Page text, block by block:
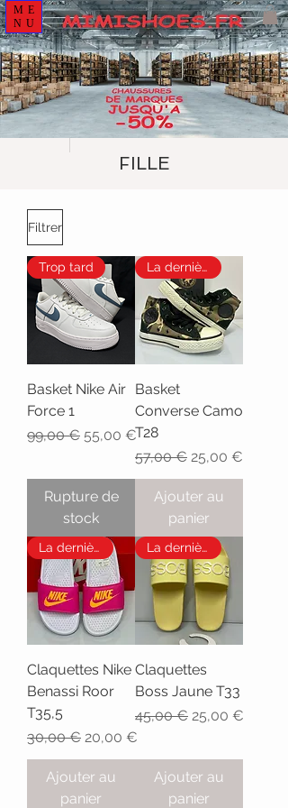
ME
NU
FILLE
Filtrer
Trop tard
Basket Nike Air
Force 1
Prix original
99,00 € Prix promotionnel
55,00 €
Rupture de
stock
La dernière
Basket
Converse Camo
T28
Prix original
57,00 € Prix
25,00 €
Ajouter au
panier
La dernière
Claquettes Nike
Benassi Roor
T35,5
Prix original
30,00 € Prix promotionnel
20,00 €
Ajouter au
panier
La dernière
Claquettes
Boss Jaune T33
Prix original
45,00 € Prix
25,00 €
Ajouter au
panier